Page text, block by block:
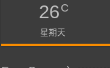
26C
星期天